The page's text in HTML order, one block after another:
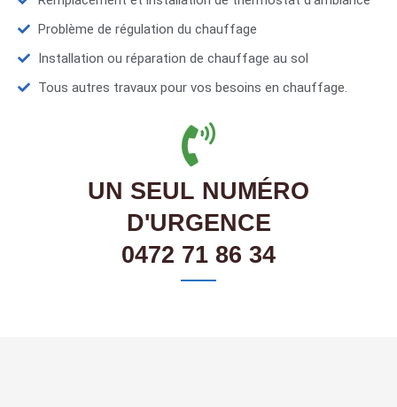
Problème de régulation du chauffage
Installation ou réparation de chauffage au sol
Tous autres travaux pour vos besoins en chauffage.
UN SEUL NUMÉRO
D'URGENCE
0472 71 86 34